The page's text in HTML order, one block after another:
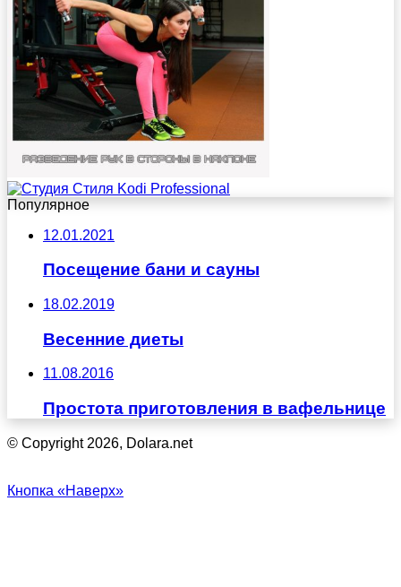
Популярное
12.01.2021
Посещение бани и сауны
18.02.2019
Весенние диеты
11.08.2016
Простота приготовления в вафельнице
© Copyright 2026, Dolara.net
Кнопка «Наверх»